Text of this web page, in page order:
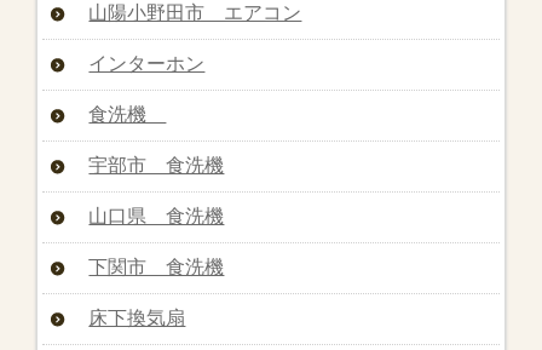
山陽小野田市 エアコン
インターホン
食洗機
宇部市 食洗機
山口県 食洗機
下関市 食洗機
床下換気扇